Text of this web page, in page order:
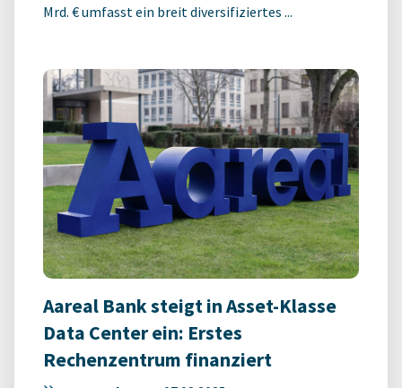
Mrd. € umfasst ein breit diversifiziertes ...
Aareal Bank steigt in Asset-Klasse
Data Center ein: Erstes
Rechenzentrum finanziert